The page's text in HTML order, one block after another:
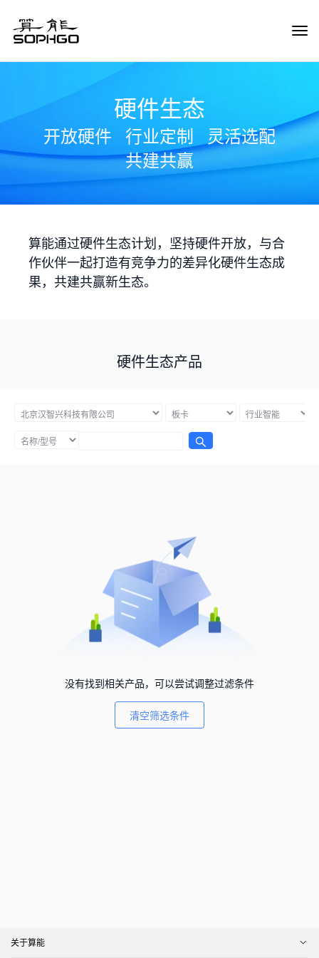
硬件生态
开放硬件 行业定制
灵活选配
共建共赢
算能通过硬件生态计划，坚持硬件开放，与合
作伙伴一起打造有竞争力的差异化硬件生态成
果，共建共赢新生态。
硬件生态产品
没有找到相关产品，可以尝试调整过滤条件
清空筛选条件
关于算能